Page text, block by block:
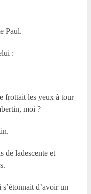
Paul.
:
frottait les yeux à tour
moi ?
de ladescente et
d’avoir un